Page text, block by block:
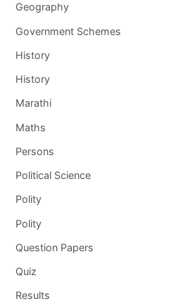
Geography
Government Schemes
History
History
Marathi
Maths
Persons
Political Science
Polity
Polity
Question Papers
Quiz
Results